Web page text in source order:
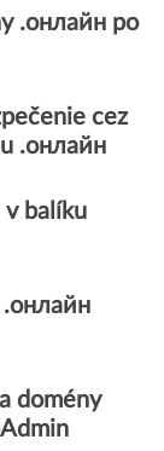
.онлайн po
cez
.онлайн
v balíku
domény